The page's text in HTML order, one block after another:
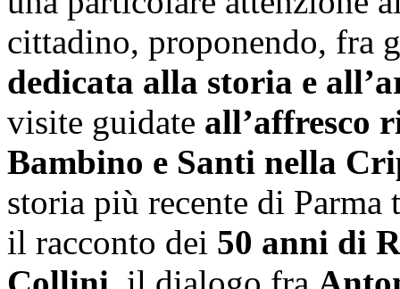
cittadino, proponendo, fra
dedicata alla storia e
visite guidate all’affresco
Bambino e Santi nella
storia più recente di
il racconto dei 50 anni di